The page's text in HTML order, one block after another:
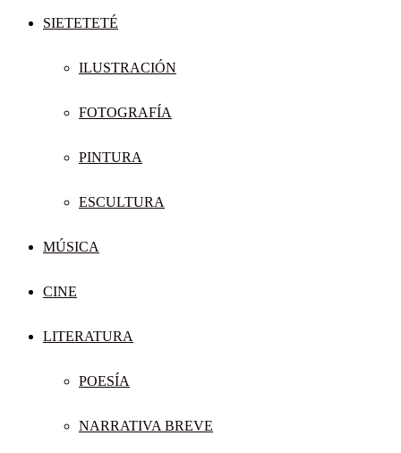
SIETETETÉ
ILUSTRACIÓN
FOTOGRAFÍA
PINTURA
ESCULTURA
MÚSICA
CINE
LITERATURA
POESÍA
NARRATIVA BREVE